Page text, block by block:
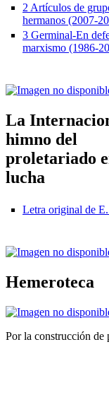
2 Artículos de
hermanos (2007-
3 Germinal-En
marxismo (1986-
La
himno del
proletariado
lucha
Letra original de
Hemeroteca
Por la construcción de